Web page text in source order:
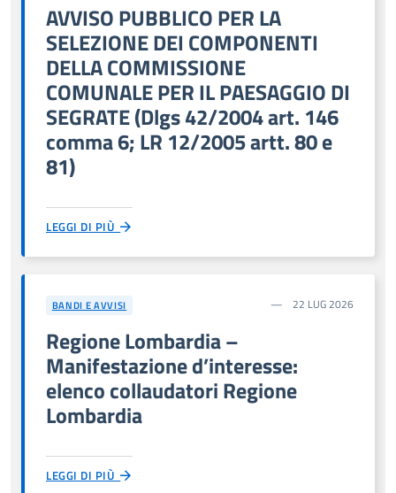
AVVISO PUBBLICO PER LA
SELEZIONE DEI COMPONENTI
DELLA COMMISSIONE
COMUNALE PER IL PAESAGGIO DI
SEGRATE (Dlgs 42/2004 art. 146
comma 6; LR 12/2005 artt. 80 e
81)
LEGGI DI PIÙ
BANDI E AVVISI 22 LUG 2026
Regione Lombardia –
Manifestazione d’interesse:
elenco collaudatori Regione
Lombardia
LEGGI DI PIÙ